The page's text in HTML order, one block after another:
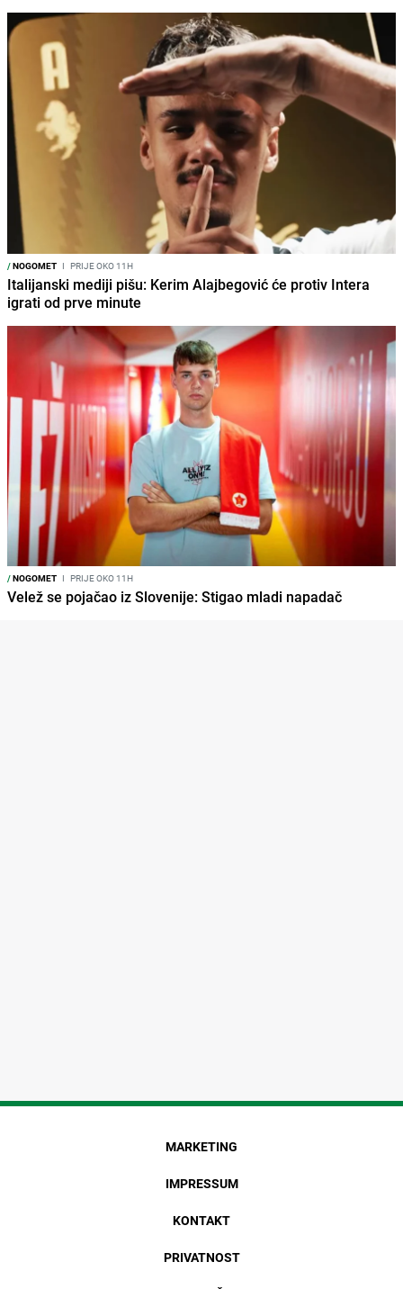
/NOGOMET I PRIJE OKO 11H
Italijanski mediji pišu: Kerim Alajbegović će protiv Intera
igrati od prve minute
/NOGOMET I PRIJE OKO 11H
Velež se pojačao iz Slovenije: Stigao mladi napadač
MARKETING
IMPRESSUM
KONTAKT
PRIVATNOST